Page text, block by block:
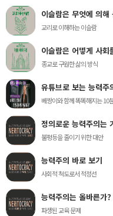
이슬람은 무엇에 의해
교리로 이해하는 이슬람
이슬람은 어떻게 사회
종교로 구원한 삶의 방식
유튜브로 보는 능력주
베짱이와 함께 똑똑해지는 10
정의로운 능력주의는
불평등을 줄이기 위한 대안
능력주의 바로 보기
사회적 척도로서 적정선
능력주의는 올바른가?
파생된 교육 문제